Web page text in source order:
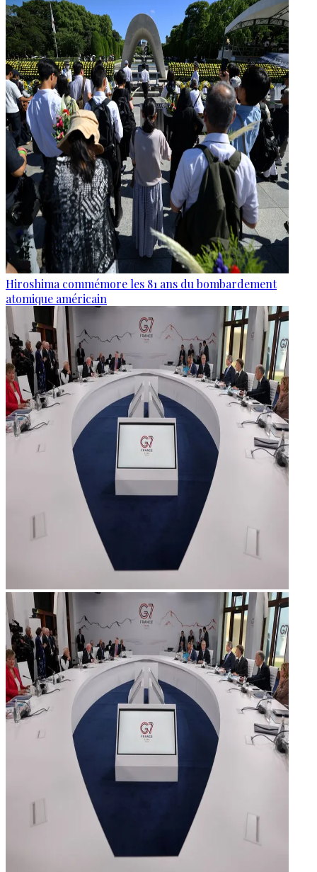
Hiroshima commémore les 81 ans du bombardement
atomique américain